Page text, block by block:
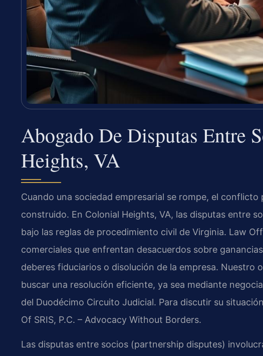
Abogado De Disputas Entre
Heights, VA
Cuando una sociedad empresarial se rompe, el
construido. En Colonial Heights, VA, las disputas entre
bajo las reglas de procedimiento civil de Virginia. Law
comerciales que enfrentan desacuerdos sobre
deberes fiduciarios o disolución de la empresa. Nuestro
buscar una resolución eficiente, ya sea mediante
del Duodécimo Circuito Judicial. Para discutir su
Of SRIS, P.C. – Advocacy Without Borders.
Las disputas entre socios (partnership disputes)